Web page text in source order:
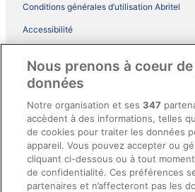
Conditions générales d’utilisation Abritel
Accessibilité
Conditions générales du programme
Directives de contenu et signalement de
Aide
Soutien
Nous prenons à coeur
données
Notre organisation et ses347
accèdent à des informations, telles
de cookies pour traiter les données
appareil. Vous pouvez accepter ou
cliquant ci-dessous ou à tout
de confidentialité. Ces préférences
partenaires et n’affecteront pas les